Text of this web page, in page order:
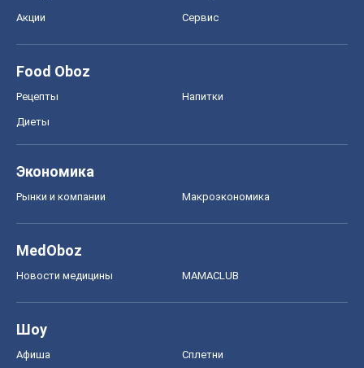
Акции Сервис
Food Oboz
Рецепты Напитки
Диеты
Экономика
Рынки и компании Mакроэкономика
MedOboz
Новости медицины MAMACLUB
Шоу
Афиша Сплетни